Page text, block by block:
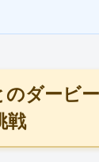
のダービ
戦